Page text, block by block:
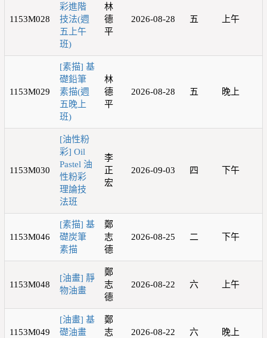
1153M028
彩進階
技法(週
五上午
班)
林
德
平
2026-08-28 五 上午
1153M029
[素描] 基
礎鉛筆
素描(週
五晚上
班)
林
德
平
2026-08-28 五 晚上
1153M030
[油性粉
彩] Oil
Pastel 油
性粉彩
理論技
法班
李
正
宏
2026-09-03 四 下午
1153M046
[素描] 基
礎炭筆
素描
鄭
志
德
2026-08-25 二 下午
1153M048
[油畫] 靜
物油畫
鄭
志
德
2026-08-22 六 上午
1153M049
[油畫] 基
礎油畫
鄭
志
2026-08-22 六 晚上